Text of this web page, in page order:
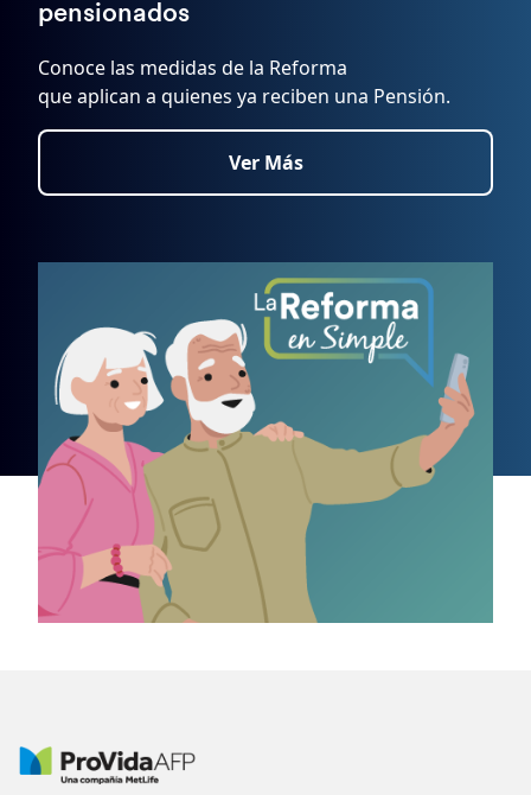
pensionados
Conoce las medidas de la Reforma
que aplican a quienes ya reciben una Pensión.
Ver Más